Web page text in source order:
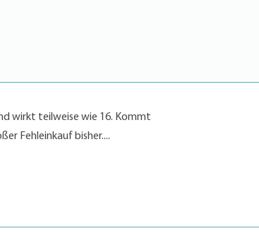
wirkt teilweise wie 16. Kommt
Fehleinkauf bisher....